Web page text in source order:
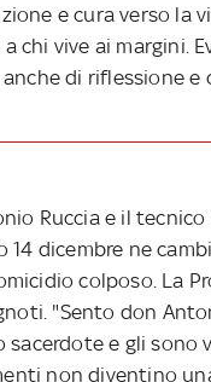
e cura verso la
chi vive ai margini.
di riflessione e
Ruccia e il
14 dicembre ne
colposo. La
"Sento don
sacerdote e gli
non diventino